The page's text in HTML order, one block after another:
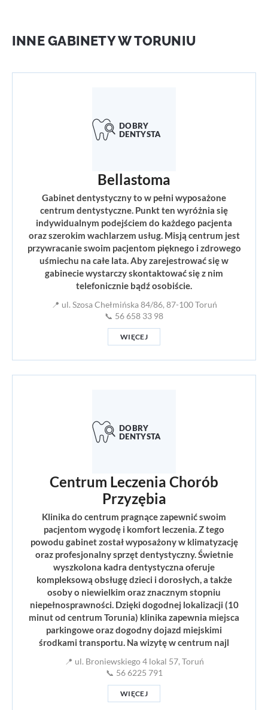
INNE GABINETY W TORUNIU
Bellastoma
Gabinet dentystyczny to w pełni wyposażone
centrum dentystyczne. Punkt ten wyróżnia się
indywidualnym podejściem do każdego pacjenta
oraz szerokim wachlarzem usług. Misją centrum jest
przywracanie swoim pacjentom pięknego i zdrowego
uśmiechu na całe lata. Aby zarejestrować się w
gabinecie wystarczy skontaktować się z nim
telefonicznie bądź osobiście.
📍 ul. Szosa Chełmińska 84/86, 87-100 Toruń
📞 56 658 33 98
WIĘCEJ
Centrum Leczenia Chorób
Przyzębia
Klinika do centrum pragnące zapewnić swoim
pacjentom wygodę i komfort leczenia. Z tego
powodu gabinet został wyposażony w klimatyzację
oraz profesjonalny sprzęt dentystyczny. Świetnie
wyszkolona kadra dentystyczna oferuje
kompleksową obsługę dzieci i dorosłych, a także
osoby o niewielkim oraz znacznym stopniu
niepełnosprawności. Dzięki dogodnej lokalizacji (10
minut od centrum Torunia) klinika zapewnia miejsca
parkingowe oraz dogodny dojazd miejskimi
środkami transportu. Na wizytę w centrum najl
📍 ul. Broniewskiego 4 lokal 57, Toruń
📞 56 6225 791
WIĘCEJ